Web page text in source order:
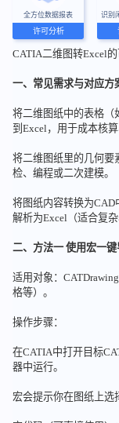
全方位数据报表
许可分析
识别
CATIA二维图转Excel
一、常见需求与对应方
将二维图纸中的表格（
到Excel，用于成本核
将二维图纸里的几何要
检、编程或二次建模。
将图纸内容转换为CAD
解析为Excel（适合复
二、方法一 使用宏一键
适用对象：
格等）。
操作步骤：
在CATIA中打开目标
器中运行。
宏会提示你在图纸上选